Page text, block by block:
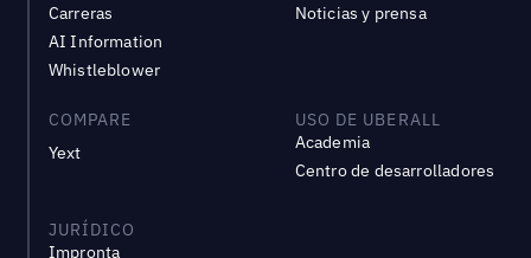
Carreras
AI Information
Whistleblower
Noticias y prensa
COMPARE
Yext
USO DE UBERALL
Academia
Centro de desarrolladores
JURÍDICO
Impronta